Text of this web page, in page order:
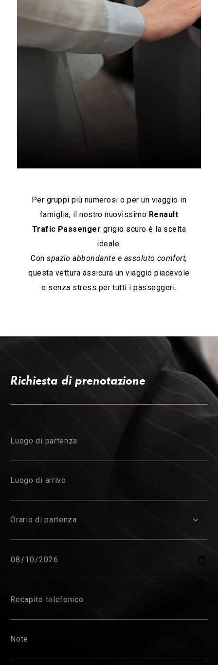
NUOVO RENAULT TRAFIC PASSENGER
GRIGIO SCURO PER UN VIAGGIO DI
STILE E COMFORT
Per gruppi più numerosi o per un viaggio in
famiglia, il nostro nuovissimo Renault
Trafic Passenger grigio scuro è la scelta
ideale.
Conspazio abbondante e assoluto comfort,
questa vettura assicura un viaggio piacevole
e senza stress per tutti i passeggeri.
Richiesta di prenotazione